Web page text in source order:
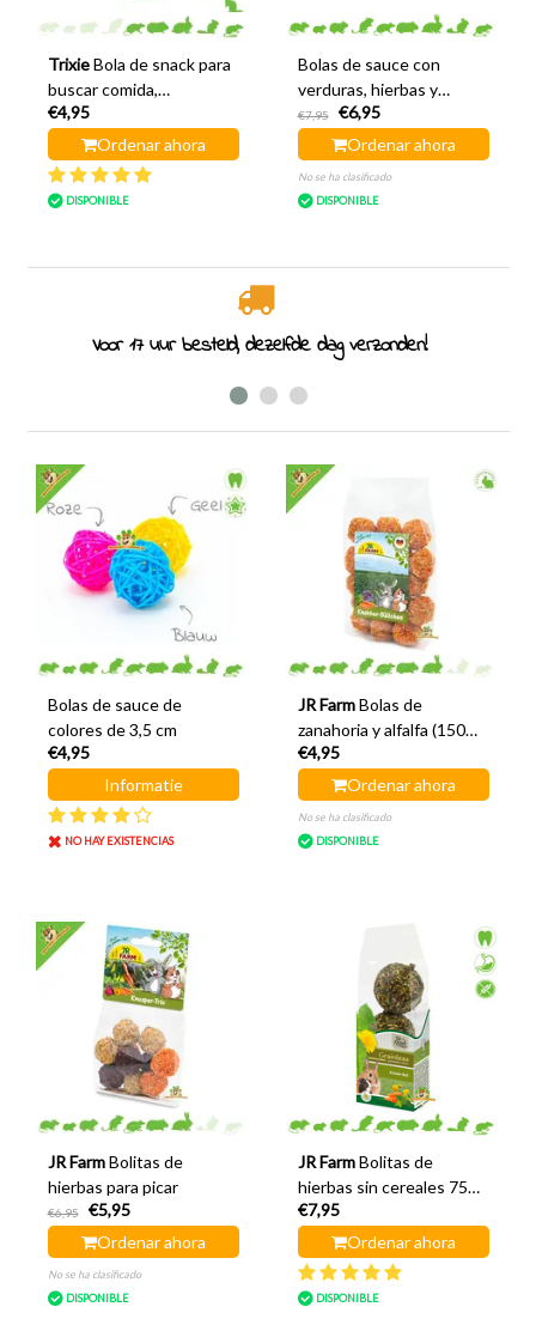
Trixie Bola de snack para
buscar comida,
verde/azul, 6 cm
€4,95
Ordenar ahora
DISPONIBLE
Bolas de sauce con
verduras, hierbas y
semillas
€7,95
€6,95
Ordenar ahora
No se ha clasificado
DISPONIBLE
Especialistas en roedores desde 2011
Bolas de sauce de
colores de 3,5 cm
€4,95
Informatie
NO HAY EXISTENCIAS
JR Farm Bolas de
zanahoria y alfalfa (150
gramos)
€4,95
Ordenar ahora
No se ha clasificado
DISPONIBLE
JR Farm Bolitas de
hierbas para picar
€6,95
€5,95
Ordenar ahora
No se ha clasificado
DISPONIBLE
JR Farm Bolitas de
hierbas sin cereales 75
gramos
€7,95
Ordenar ahora
DISPONIBLE